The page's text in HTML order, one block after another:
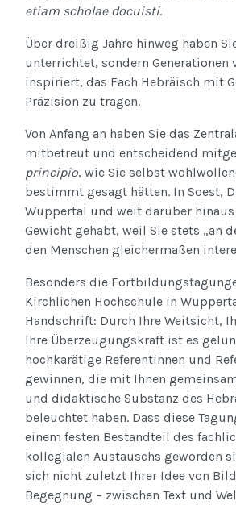
etiam scholae docuisti.
Über dreißig Jahre hinweg haben
unterrichtet, sondern Generationen
inspiriert, das Fach Hebräisch mit
Präzision zu tragen.
Von Anfang an haben Sie das
mitbetreut und entscheidend
principio, wie Sie selbst
bestimmt gesagt hätten. In Soest,
Wuppertal und weit darüber
Gewicht gehabt, weil Sie stets „an
den Menschen gleichermaßen
Besonders die
Kirchlichen Hochschule in
Handschrift: Durch Ihre Weitsicht,
Ihre Überzeugungskraft ist es
hochkarätige Referentinnen und
gewinnen, die mit Ihnen
und didaktische Substanz des
beleuchtet haben. Dass diese
einem festen Bestandteil des
kollegialen Austauschs geworden
sich nicht zuletzt Ihrer Idee von
Begegnung – zwischen Text und